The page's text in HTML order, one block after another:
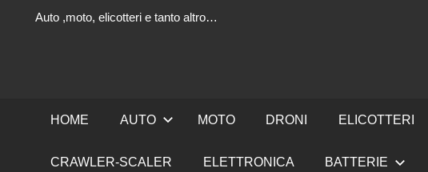
Auto ,moto, elicotteri e tanto altro…
HOME AUTO MOTO DRONI ELICOTTERI
CRAWLER-SCALER ELETTRONICA BATTERIE